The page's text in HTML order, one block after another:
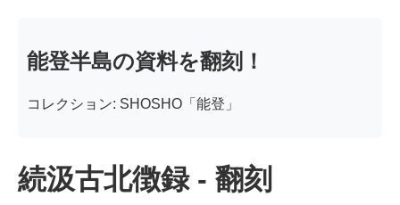
能登半島の資料を翻刻！
コレクション: SHOSHO「能登」
続汲古北徴録 - 翻刻